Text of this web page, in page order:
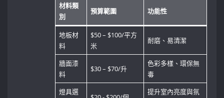
材料類
別
預算範圍 功能性
地板材
料
$50⁤ – $100/平方
米
耐磨、易清潔
牆面漆
料
$30 – $70/升
色彩多樣、環保無
毒
燈具選
提升室內亮度與氛